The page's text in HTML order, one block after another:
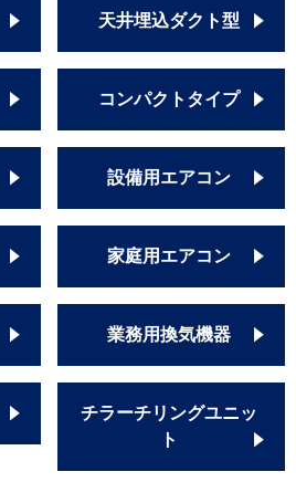
天井埋込ダクト型
コンパクトタイプ
設備用エアコン
家庭用エアコン
業務用換気機器
チラーチリングユニッ
ト